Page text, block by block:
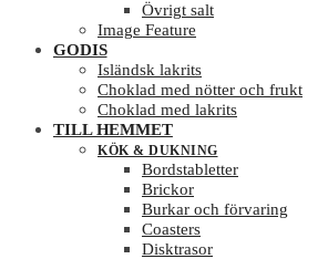
Övrigt salt
Image Feature
GODIS
Isländsk lakrits
Choklad med nötter och frukt
Choklad med lakrits
TILL HEMMET
KÖK & DUKNING
Bordstabletter
Brickor
Burkar och förvaring
Coasters
Disktrasor